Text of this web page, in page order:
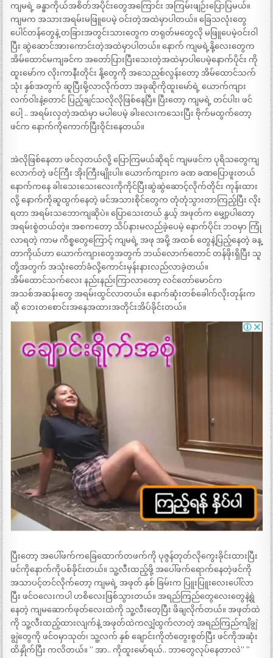
ကျမရဲ့ ခန္ဓာကိုယ်အစိတ်အပိုင်းတွေအကြောင်း အကြမ်းဖျဉ်းပြောပြမယ်။
ကျမက အသားအရမ်းမဖြူပေမဲ့ ဝင်းတဲ့အထဲမှာပါတယ်။ ခြေသလုံးတွေ
ပေါင်တန်တွေနဲ့ တခြားအတွင်းသားတွေက တရုတ်မတွေလို မဖြူပေမဲ့ဝင်းဝါ
ပြီး ဆွဲဆောင်အားကောင်းတဲ့အထဲမှာပါတယ်။ နောက် ကျမရဲ့နို့လေးတွေက
အိမ်ထောင်မကျခင်က အတော်ပြားပြီးသေးတဲ့အထဲမှာပါပေမဲ့နောက်ပိုင်း ကို
ထူးမော်က လိုးကာနီးတိုင်း နို့တွေကို အသေညှစ်လွန်းတော့ အိမ်ထောင်သက်
သုံး နှစ်အတွက် ဆူပြီးမို့လာလိုက်တာ အခုဆိုကိုထူးမော်ရဲ့ ယောက်ကျား
လက်ဝါးနဲ့တောင် ပြည့်ချင်သလိုလိုဖြစ်နေပြီ။ ပြီးတော့ ကျမရဲ့ တင်ပါး၊ ဖင်
ပေါ့ .. အရမ်းလှတဲ့အထဲမှာ မပါပေမဲ့ ခါးလေးကသေးပြီး ဗိုက်မထွက်တော့
ဖင်က နောက်ကိုကောက်ပြီးဝိုင်းနေတယ်။
အဲလိုဖြစ်နေတာ ဖင်လှတယ်လို့ ပြောကြမယ်ဆိုရင် ကျမဖင်က ပုရိသတွေကျ
လောက်တဲ့ ဖင်ကြီး အိုးကြီးမျိုးပါ။ ယောက်ကျားက ခဏ ခဏပြောဖူးတယ်
နောက်ကနေ ခါးသေးသေးလေးကိုကိုင်ပြီးဆွဲဆွဲဆောင့်လိုက်တိုင်း ကုန်းထား
လို့ နောက်ကိုဆူထွက်နေတဲ့ ဖင်အသားစိုင်တွေက တုံတုံသွားတာကြည့်ပြီး လိုး
ရတာ အရမ်းသဘောကျဆိုပဲ။ ပြောသေးတယ် နွယ့် အဖုတ်က မျှော့ပါတော့
အရမ်းစွဲတယ်တဲ့။ အစကတော့ သိပ်နားမလည်ခဲ့ပေမဲ့ နောက်ပိုင်း ဘဝမှာ ကြုံ
လာရတဲ့ ကာမ ကိစ္စတွေကြောင့် ကျမရဲ့ အဖု အမို့ အထစ် တွေနဲ့ပြည့်နေတဲ့ ခန္
တာကိုယ်ဟာ ယောက်ကျားတွေအတွက် ဘယ်လောက်တောင် တန်ဖိုးရှိပြီး သူ
တို့အတွက် အသုံးတော်ခံလို့ကောင်းမှန်းနားလည်လာခဲ့တယ်။
အိမ်ထောင်သက်လေး နည်းနည်းကြာလာတော့ လင်တော်မောင်က
အသစ်အဆန်းတွေ အရမ်းထွင်လာတယ်။ နောက်ဆုံးတစ်ခေါက်လိုးတုန်းက
ဆို ဘေးတစောင်းအနေအထားအတိုင်းအိပ်ခိုင်းတယ်။
ပြီးတော့ အပေါ်ဖက်ကခြေထောက်တဖက်ကို ပုဇွန်တုတ်လိုကွေးခိုင်းထားပြီး
ဖင်ကိုနောက်ကိုပစ်ခိုင်းတယ်။ သူ့လီးထည့်ဖို့ အပေါ်ဖက်ရောက်နေတဲ့ဖင်ကို
အသာပင့်တင်လိုက်တော့ ကျမရဲ့ အဖုတ် နှစ် ခြမ်းက ပြူးပြူးလေးပေါ်လာ
ပြီး ဖင်ဝလေးကပါ ဟစိလေးဖြစ်သွားတယ်။ အရည်ကြည်တွေလေးတွေနဲ့ရွဲ
နေတဲ့ ကျမဆောက်ဖုတ်လေးထဲကို သူ့လီးတေ့ပြီး ဖိချလိုက်တယ်။ အဖုတ်ထဲ
ကို သူ့လီးထည့်ထားလျက်နဲ့ အဖုတ်ထဲကလျှံထွက်လာတဲ့ အရည်ကြည်ကျိချွဲ
ချွဲတွေကို ဖင်ဝမှာသုတ်၊ သူ့လက် နှစ် ချောင်းကိုတံတွေးစွတ်ပြီး ဖင်ကိုအဆုံး
ထိနှိုက်ပြီး ကလိတယ်။ ” အာ.. ကိုထူးမော်ရယ်.. ဘာတွေလုပ်နေတာလဲ” ”